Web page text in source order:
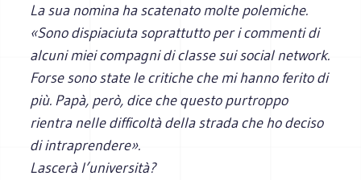
La sua nomina ha scatenato molte polemiche.
«Sono dispiaciuta soprattutto per i commenti di
alcuni miei compagni di classe sui social network.
Forse sono state le critiche che mi hanno ferito di
più. Papà, però, dice che questo purtroppo
rientra nelle difficoltà della strada che ho deciso
di intraprendere».
Lascerà l’università?